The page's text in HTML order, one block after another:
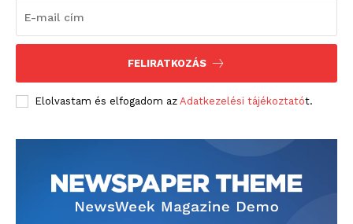
FELIRATKOZÁS
Elolvastam és elfogadom az Adatkezelési tájékoztatót.